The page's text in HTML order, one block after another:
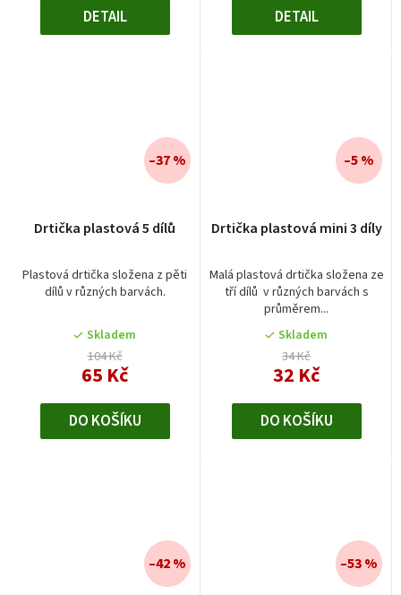
DETAIL DETAIL
Drtička plastová 5 dílů
Plastová drtička složena z pěti
dílů v různých barvách.
Skladem
104 Kč
65 Kč
–37 %
DO KOŠÍKU
Drtička plastová mini 3 díly
Malá plastová drtička složena ze
tří dílů v různých barvách s
průměrem...
Skladem
34 Kč
32 Kč
–5 %
DO KOŠÍKU
–42 % –53 %